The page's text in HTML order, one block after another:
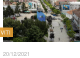
VITI
20/12/2021